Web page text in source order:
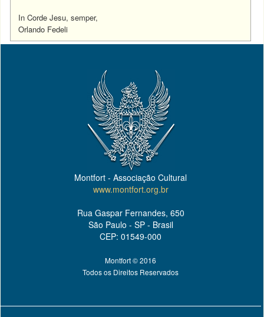
In Corde Jesu, semper,
Orlando Fedeli
Montfort - Associação Cultural
www.montfort.org.br
Rua Gaspar Fernandes, 650
São Paulo - SP - Brasil
CEP: 01549-000
Montfort © 2016
Todos os Direitos Reservados